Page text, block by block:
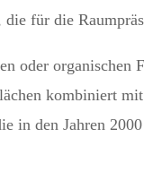
für die
oder
kombiniert
den Jahren